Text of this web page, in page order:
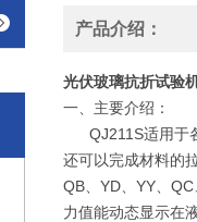
产品介绍：
光伏玻璃抗折试验
一、 主要介绍：
QJ211S适用于各
还可以完成材料的
QB、YD、YY、
力值能动态显示在